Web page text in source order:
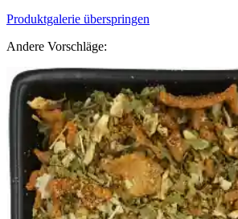
Produktgalerie überspringen
Andere Vorschläge: